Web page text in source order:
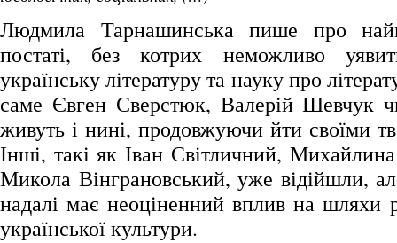
Людмила Тарнашинська пише про
постаті, без котрих неможливо
українську літературу та науку про
саме Євген Сверстюк, Валерій Шевчук
живуть і нині, продовжуючи йти своїми
Інші, такі як Іван Світличний,
Микола Вінграновський, уже відійшли,
надалі має неоціненний вплив на шляхи
української культури.